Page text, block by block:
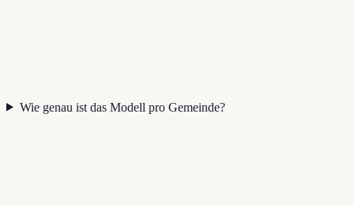
Wie genau ist das Modell pro Gemeinde?